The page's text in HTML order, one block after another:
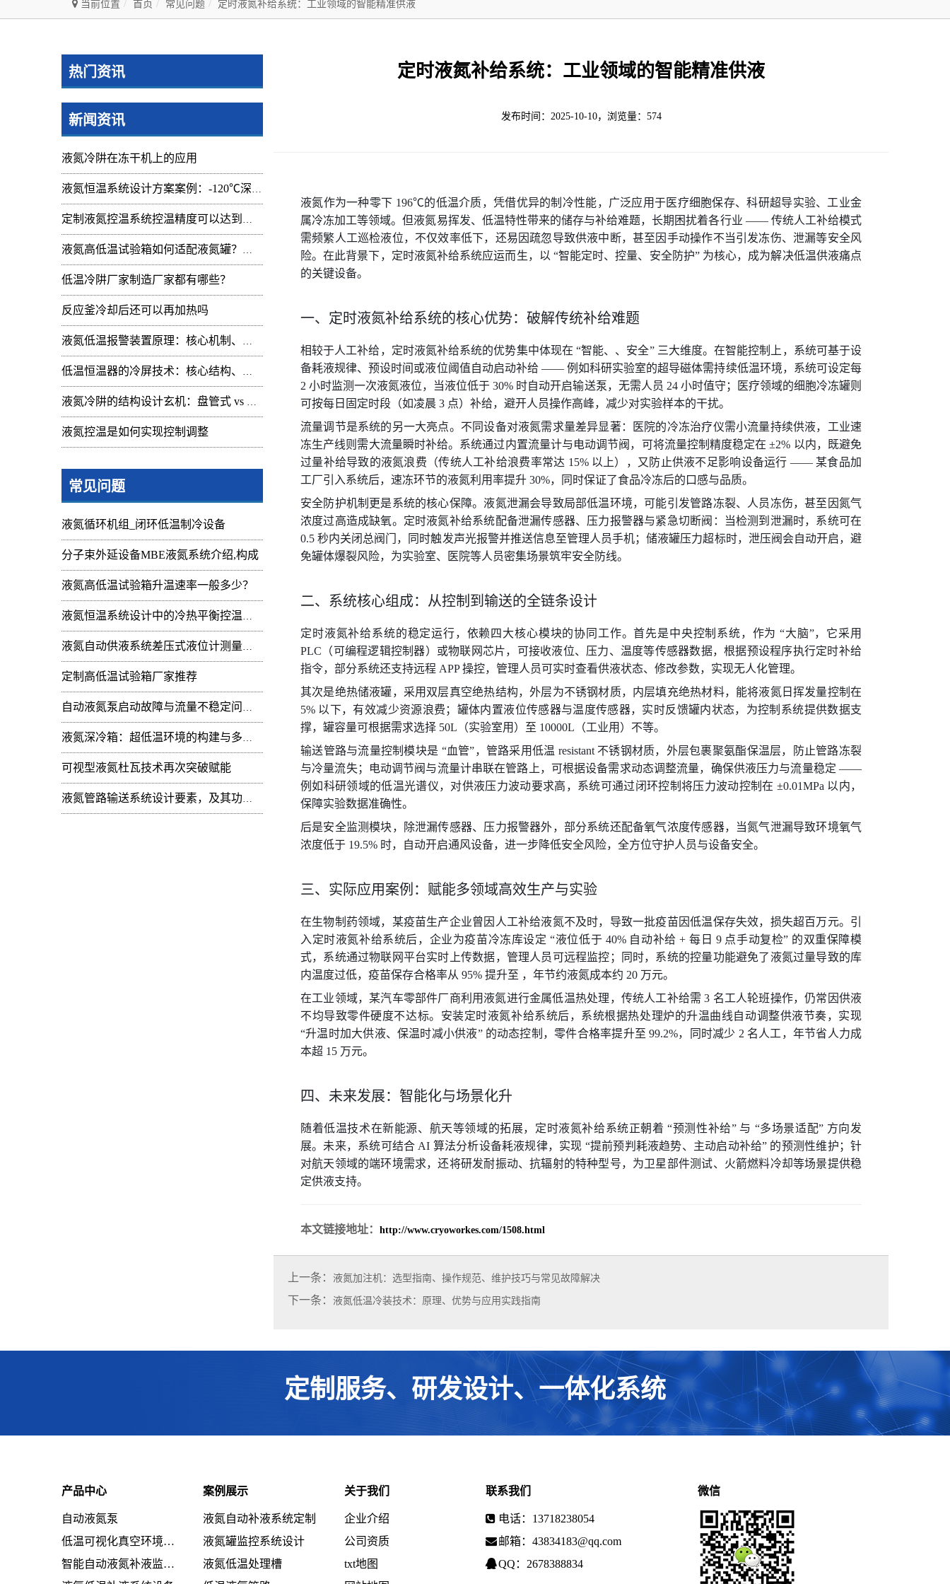
当前位置 首页 常见问题 定时液氮补给系统：工业领域的智能精准供液
热门资讯
新闻资讯
液氮冷阱在冻干机上的应用
液氮恒温系统设计方案案例：-120℃深冷控温装置实操记录
定制液氮控温系统控温精度可以达到的范围及应用
液氮高低温试验箱如何适配液氮罐？核心要点与实操指南
低温冷阱厂家制造厂家都有哪些？
反应釜冷却后还可以再加热吗
液氮低温报警装置原理：核心机制、组成与应用解析
低温恒温器的冷屏技术：核心结构、功能与设计解析
液氮冷阱的结构设计玄机：盘管式 vs 腔体式，哪种捕集效率更高
液氮控温是如何实现控制调整
常见问题
液氮循环机组_闭环低温制冷设备
分子束外延设备MBE液氮系统介绍,构成
液氮高低温试验箱升温速率一般多少？
液氮恒温系统设计中的冷热平衡控温难点
液氮自动供液系统差压式液位计测量值周期性
定制高低温试验箱厂家推荐
自动液氮泵启动故障与流量不稳定问题：技术排查
液氮深冷箱：超低温环境的构建与多领域技术赋能
可视型液氮杜瓦技术再次突破赋能
液氮管路输送系统设计要素，及其功能开发
定时液氮补给系统：工业领域的智能精准供液
发布时间：2025-10-10，浏览量：574
液氮作为一种零下 196℃的低温介质，凭借优异的制冷性能，广泛应用于医疗细胞保存、科研超导实验、工业金
属冷冻加工等领域。但液氮易挥发、低温特性带来的储存与补给难题，长期困扰着各行业 —— 传统人工补给模式
需频繁人工巡检液位，不仅效率低下，还易因疏忽导致供液中断，甚至因手动操作不当引发冻伤、泄漏等安全风
险。在此背景下，定时液氮补给系统应运而生，以 “智能定时、控量、安全防护” 为核心，成为解决低温供液痛点
的关键设备。
一、定时液氮补给系统的核心优势：破解传统补给难题
相较于人工补给，定时液氮补给系统的优势集中体现在 “智能、、安全” 三大维度。在智能控制上，系统可基于设
备耗液规律、预设时间或液位阈值自动启动补给 —— 例如科研实验室的超导磁体需持续低温环境，系统可设定每
2 小时监测一次液氮液位，当液位低于 30% 时自动开启输送泵，无需人员 24 小时值守；医疗领域的细胞冷冻罐则
可按每日固定时段（如凌晨 3 点）补给，避开人员操作高峰，减少对实验样本的干扰。
流量调节是系统的另一大亮点。不同设备对液氮需求量差异显著：医院的冷冻治疗仪需小流量持续供液，工业速
冻生产线则需大流量瞬时补给。系统通过内置流量计与电动调节阀，可将流量控制精度稳定在 ±2% 以内，既避免
过量补给导致的液氮浪费（传统人工补给浪费率常达 15% 以上），又防止供液不足影响设备运行 —— 某食品加
工厂引入系统后，速冻环节的液氮利用率提升 30%，同时保证了食品冷冻后的口感与品质。
安全防护机制更是系统的核心保障。液氮泄漏会导致局部低温环境，可能引发管路冻裂、人员冻伤，甚至因氮气
浓度过高造成缺氧。定时液氮补给系统配备泄漏传感器、压力报警器与紧急切断阀：当检测到泄漏时，系统可在
0.5 秒内关闭总阀门，同时触发声光报警并推送信息至管理人员手机；储液罐压力超标时，泄压阀会自动开启，避
免罐体爆裂风险，为实验室、医院等人员密集场景筑牢安全防线。
二、系统核心组成：从控制到输送的全链条设计
定时液氮补给系统的稳定运行，依赖四大核心模块的协同工作。首先是中央控制系统，作为 “大脑”，它采用
PLC（可编程逻辑控制器）或物联网芯片，可接收液位、压力、温度等传感器数据，根据预设程序执行定时补给
指令，部分系统还支持远程 APP 操控，管理人员可实时查看供液状态、修改参数，实现无人化管理。
其次是绝热储液罐，采用双层真空绝热结构，外层为不锈钢材质，内层填充绝热材料，能将液氮日挥发量控制在
5% 以下，有效减少资源浪费；罐体内置液位传感器与温度传感器，实时反馈罐内状态，为控制系统提供数据支
撑，罐容量可根据需求选择 50L（实验室用）至 10000L（工业用）不等。
输送管路与流量控制模块是 “血管”，管路采用低温 resistant 不锈钢材质，外层包裹聚氨酯保温层，防止管路冻裂
与冷量流失；电动调节阀与流量计串联在管路上，可根据设备需求动态调整流量，确保供液压力与流量稳定 ——
例如科研领域的低温光谱仪，对供液压力波动要求高，系统可通过闭环控制将压力波动控制在 ±0.01MPa 以内，
保障实验数据准确性。
后是安全监测模块，除泄漏传感器、压力报警器外，部分系统还配备氧气浓度传感器，当氮气泄漏导致环境氧气
浓度低于 19.5% 时，自动开启通风设备，进一步降低安全风险，全方位守护人员与设备安全。
三、实际应用案例：赋能多领域高效生产与实验
在生物制药领域，某疫苗生产企业曾因人工补给液氮不及时，导致一批疫苗因低温保存失效，损失超百万元。引
入定时液氮补给系统后，企业为疫苗冷冻库设定 “液位低于 40% 自动补给 + 每日 9 点手动复检” 的双重保障模
式，系统通过物联网平台实时上传数据，管理人员可远程监控；同时，系统的控量功能避免了液氮过量导致的库
内温度过低，疫苗保存合格率从 95% 提升至 ，年节约液氮成本约 20 万元。
在工业领域，某汽车零部件厂商利用液氮进行金属低温热处理，传统人工补给需 3 名工人轮班操作，仍常因供液
不均导致零件硬度不达标。安装定时液氮补给系统后，系统根据热处理炉的升温曲线自动调整供液节奏，实现
“升温时加大供液、保温时减小供液” 的动态控制，零件合格率提升至 99.2%，同时减少 2 名人工，年节省人力成
本超 15 万元。
四、未来发展：智能化与场景化升
随着低温技术在新能源、航天等领域的拓展，定时液氮补给系统正朝着 “预测性补给” 与 “多场景适配” 方向发
展。未来，系统可结合 AI 算法分析设备耗液规律，实现 “提前预判耗液趋势、主动启动补给” 的预测性维护；针
对航天领域的端环境需求，还将研发耐振动、抗辐射的特种型号，为卫星部件测试、火箭燃料冷却等场景提供稳
定供液支持。
本文链接地址： http://www.cryoworkes.com/1508.html
上一条： 液氮加注机：选型指南、操作规范、维护技巧与常见故障解决
下一条： 液氮低温冷装技术：原理、优势与应用实践指南
定制服务、研发设计、一体化系统
产品中心
自动液氮泵
低温可视化真空环境系统设备
智能自动液氮补液监控系统设备
案例展示
液氮自动补液系统定制
液氮罐监控系统设计
液氮低温处理槽
关于我们
企业介绍
公司资质
txt地图
联系我们
电话：13718238054
邮箱：43834183@qq.com
QQ：2678388834
微信